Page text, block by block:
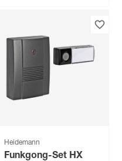
Heidemann
Funkgong-Set HX